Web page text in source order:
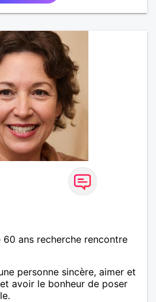
60 ans recherche rencontre
personne sincère, aimer et
avoir le bonheur de poser